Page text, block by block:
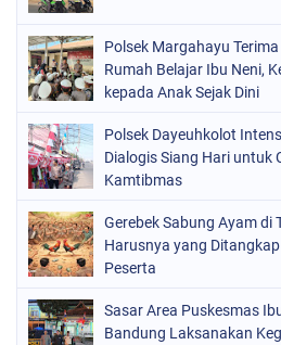
Polsek Margahayu
Rumah Belajar Ibu Neni,
kepada Anak Sejak Dini
Polsek Dayeuhkolot
Dialogis Siang Hari untuk
Kamtibmas
Gerebek Sabung Ayam di
Harusnya yang
Peserta
Sasar Area Puskesmas
Bandung Laksanakan